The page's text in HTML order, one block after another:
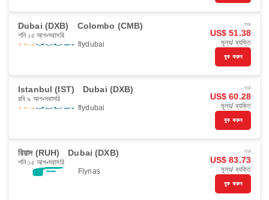
Dubai (DXB) Colombo (CMB)
শনি ১৫ আগ সরাসরি
flydubai
শুরু
US$ 51.38
মূল্য/ ব্যক্তি
বুক করুন
Istanbul (IST) Dubai (DXB)
রবি ৯ আগ সরাসরি
flydubai
শুরু
US$ 60.28
মূল্য/ ব্যক্তি
বুক করুন
রিয়াদ (RUH) Dubai (DXB)
শনি ১৫ আগ সরাসরি
Flynas
শুরু
US$ 83.73
মূল্য/ ব্যক্তি
বুক করুন